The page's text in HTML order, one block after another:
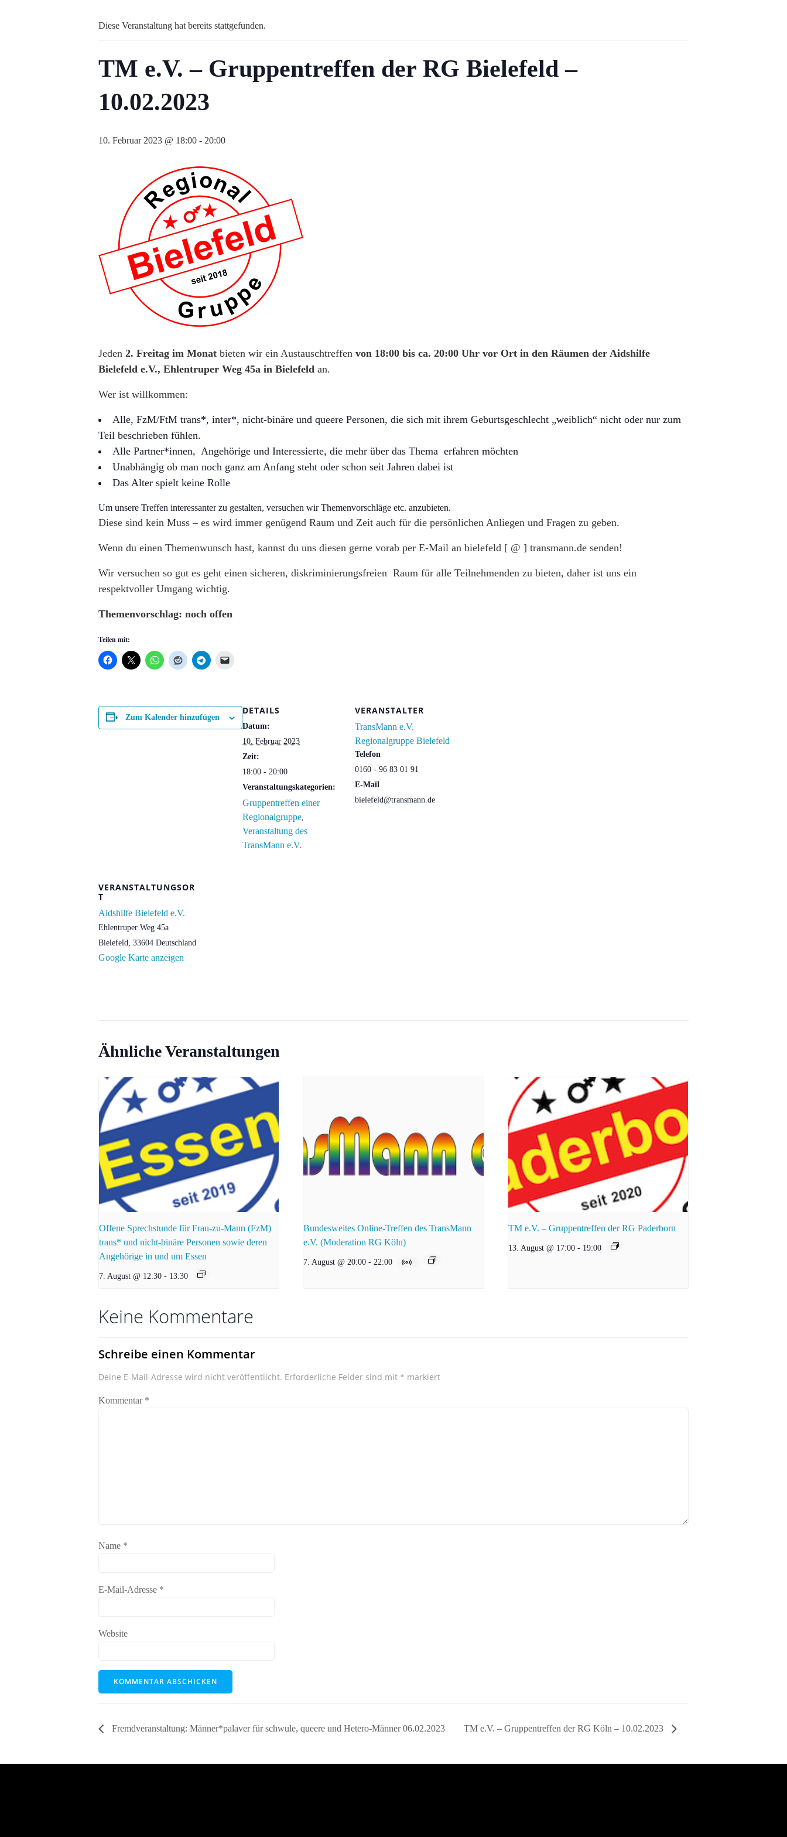
Diese Veranstaltung hat bereits stattgefunden.
TM e.V. – Gruppentreffen der RG Bielefeld –
10.02.2023
10. Februar 2023 @ 18:00 - 20:00
Jeden 2. Freitag im Monat bieten wir ein Austauschtreffen von 18:00 bis ca. 20:00 Uhr vor Ort in den Räumen der Aidshilfe
Bielefeld e.V., Ehlentruper Weg 45a in Bielefeld an.
Wer ist willkommen:
Alle, FzM/FtM trans*, inter*, nicht-binäre und queere Personen, die sich mit ihrem Geburtsgeschlecht „weiblich“ nicht oder nur zum
Teil beschrieben fühlen.
Alle Partner*innen, Angehörige und Interessierte, die mehr über das Thema erfahren möchten
Unabhängig ob man noch ganz am Anfang steht oder schon seit Jahren dabei ist
Das Alter spielt keine Rolle
Um unsere Treffen interessanter zu gestalten, versuchen wir Themenvorschläge etc. anzubieten.
Diese sind kein Muss – es wird immer genügend Raum und Zeit auch für die persönlichen Anliegen und Fragen zu geben.
Wenn du einen Themenwunsch hast, kannst du uns diesen gerne vorab per E-Mail an bielefeld [ @ ] transmann.de senden!
Wir versuchen so gut es geht einen sicheren, diskriminierungsfreien Raum für alle Teilnehmenden zu bieten, daher ist uns ein
respektvoller Umgang wichtig.
Themenvorschlag: noch offen
Teilen mit:
Zum Kalender hinzufügen
DETAILS
Datum:
10. Februar 2023
Zeit:
18:00 - 20:00
Veranstaltungskategorien:
Gruppentreffen einer
Regionalgruppe,
Veranstaltung des
TransMann e.V.
VERANSTALTER
TransMann e.V.
Regionalgruppe Bielefeld
Telefon
0160 - 96 83 01 91
E-Mail
bielefeld@transmann.de
VERANSTALTUNGSOR
T
Aidshilfe Bielefeld e.V.
Ehlentruper Weg 45a
Bielefeld, 33604 Deutschland
Google Karte anzeigen
Ähnliche Veranstaltungen
Offene Sprechstunde für Frau-zu-Mann (FzM)
trans* und nicht-binäre Personen sowie deren
Angehörige in und um Essen
7. August @ 12:30 - 13:30
Bundesweites Online-Treffen des TransMann
e.V. (Moderation RG Köln)
7. August @ 20:00 - 22:00
TM e.V. – Gruppentreffen der RG Paderborn
13. August @ 17:00 - 19:00
Keine Kommentare
Schreibe einen Kommentar
Deine E-Mail-Adresse wird nicht veröffentlicht. Erforderliche Felder sind mit * markiert
Kommentar *
Name *
E-Mail-Adresse *
Website
Fremdveranstaltung: Männer*palaver für schwule, queere und Hetero-Männer 06.02.2023 TM e.V. – Gruppentreffen der RG Köln – 10.02.2023